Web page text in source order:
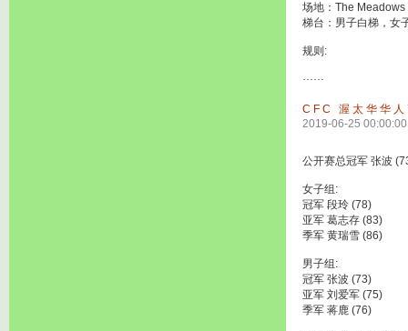
场地：The
梯台：男子白梯，女
规则:
……
CFC 渥太华华
2019-06-25 00:00:00
公开赛总冠军 张波
女子组:
冠军 段玲 (78)
亚军 葛志存 (83)
季军 黄瑞雪 (86)
男子组:
冠军 张波 (73)
亚军 刘爱军 (75)
季军 蒋鹿 (76)